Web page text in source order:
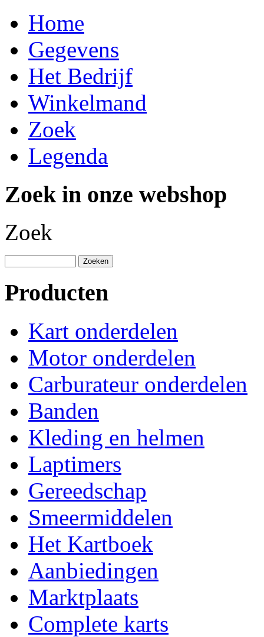
Home
Gegevens
Het Bedrijf
Winkelmand
Zoek
Legenda
Zoek in onze webshop
Zoek
Producten
Kart onderdelen
Motor onderdelen
Carburateur onderdelen
Banden
Kleding en helmen
Laptimers
Gereedschap
Smeermiddelen
Het Kartboek
Aanbiedingen
Marktplaats
Complete karts